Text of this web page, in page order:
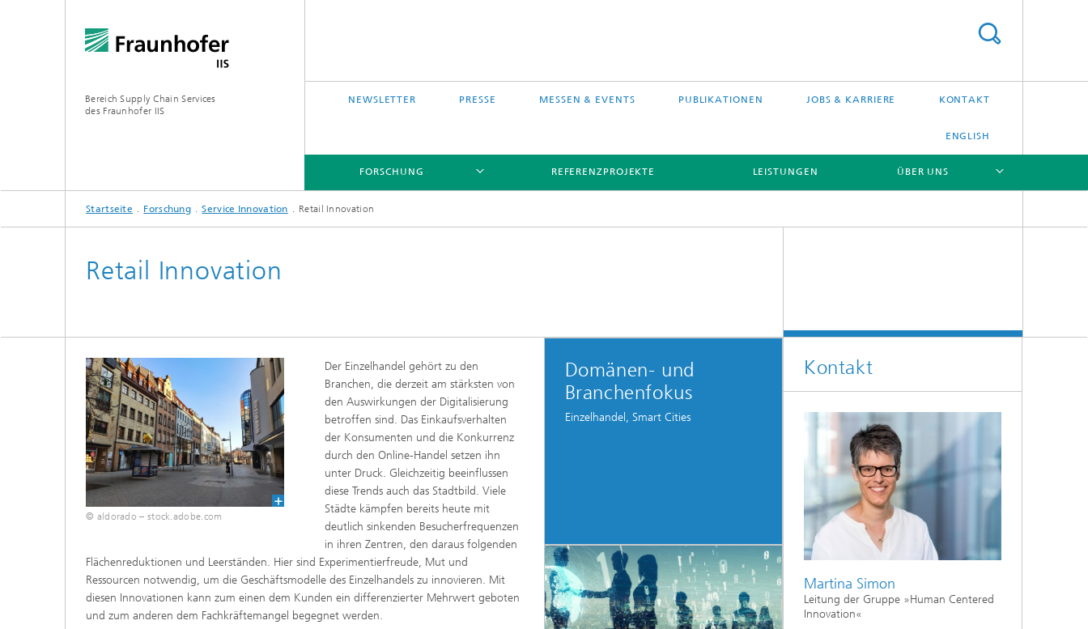
Bereich Supply Chain Services
des Fraunhofer IIS
NEWSLETTER PRESSE MESSEN & EVENTS PUBLIKATIONEN JOBS & KARRIERE KONTAKT
ENGLISH
FORSCHUNG
FORSCHUNG
REFERENZPROJEKTE LEISTUNGEN ÜBER UNS
ÜBER UNS
Innovation and Transformation
Startseite Forschung Service Innovation Retail Innovation
Retail Innovation
© aldorado – stock.adobe.com
Der Einzelhandel gehört zu den
Branchen, die derzeit am stärksten von
den Auswirkungen der Digitalisierung
betroffen sind. Das Einkaufsverhalten
der Konsumenten und die Konkurrenz
durch den Online-Handel setzen ihn
unter Druck. Gleichzeitig beeinflussen
diese Trends auch das Stadtbild. Viele
Städte kämpfen bereits heute mit
deutlich sinkenden Besucherfrequenzen
in ihren Zentren, den daraus folgenden
Flächenreduktionen und Leerständen. Hier sind Experimentierfreude, Mut und
Ressourcen notwendig, um die Geschäftsmodelle des Einzelhandels zu innovieren. Mit
diesen Innovationen kann zum einen dem Kunden ein differenzierter Mehrwert geboten
und zum anderen dem Fachkräftemangel begegnet werden.
Domänen- und
Branchenfokus
Einzelhandel, Smart Cities
Kontakt
Martina Simon
Leitung der Gruppe »Human Centered
Innovation«